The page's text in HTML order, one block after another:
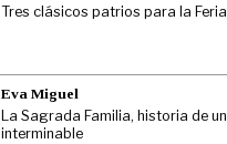
Tres clásicos patrios para la
Eva Miguel
La Sagrada Familia, historia de
interminable